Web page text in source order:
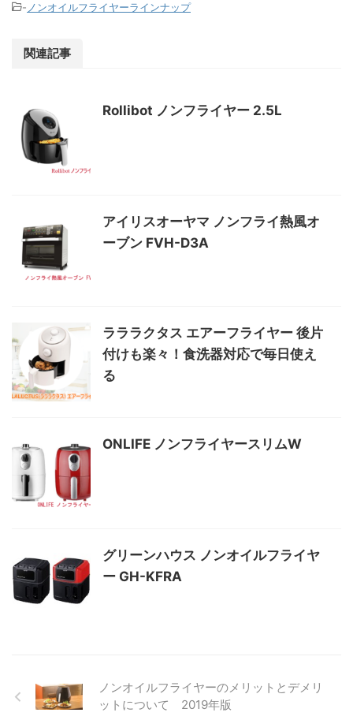
- ノンオイルフライヤーラインナップ
関連記事
Rollibot ノンフライヤー 2.5L
アイリスオーヤマ ノンフライ熱風オ
ーブン FVH-D3A
ラララクタス エアーフライヤー 後片
付けも楽々！食洗器対応で毎日使え
る
ONLIFE ノンフライヤースリムW
グリーンハウス ノンオイルフライヤ
ー GH-KFRA
ノンオイルフライヤーのメリットとデメリ
ットについて 2019年版